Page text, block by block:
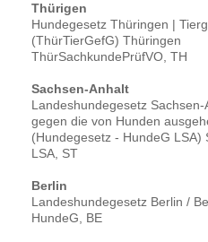
Thürigen
Hundegesetz Thüringen |
(ThürTierGefG) Thüringen
ThürSachkundePrüfVO, TH
Sachsen-Anhalt
Landeshundegesetz
gegen die von Hunden
(Hundegesetz - HundeG LSA)
LSA, ST
Berlin
Landeshundegesetz Berlin /
HundeG, BE